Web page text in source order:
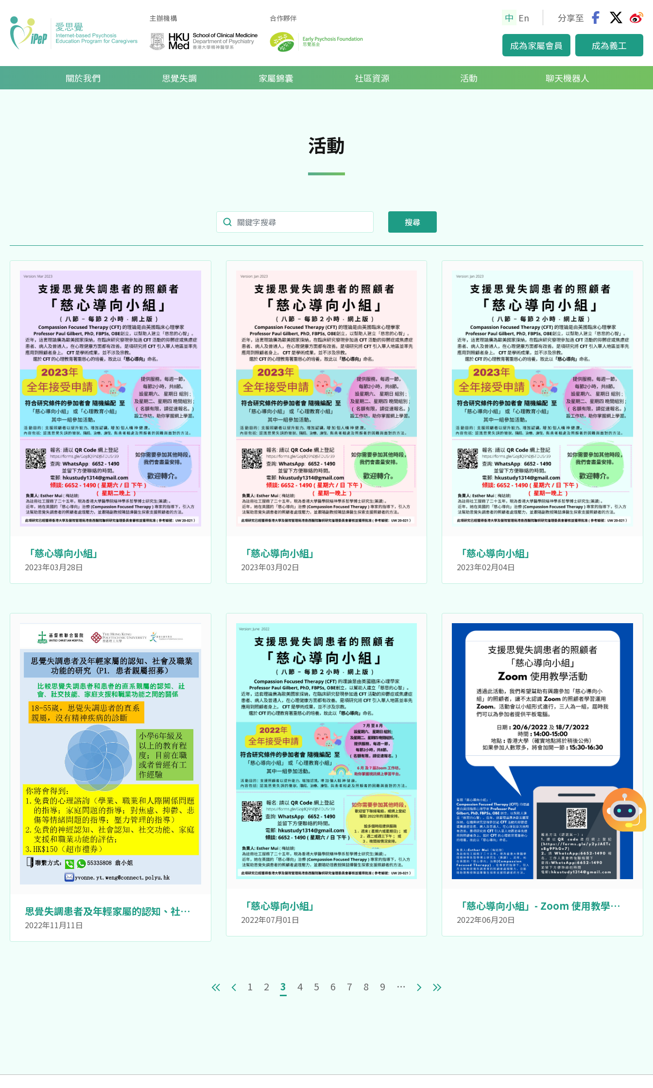
主辦機構 合作夥伴
En
glis
h
中 分享至
成為家屬會員 成為義工
Main navigation關於我們 思覺失調 家屬錦囊 社區資源 活動 聊天機器人
導航連結
活動
Search
「慈心導向小組」
2023年03月28日
「慈心導向小組」
2023年03月02日
「慈心導向小組」
2023年02月04日
思覺失調患者及年輕家屬的認知、社會
及職業 功能的研究 (P1. 患者親屬招
募）
2022年11月11日
「慈心導向小組」
2022年07月01日
「慈心導向小組」- Zoom 使用教學活
動
2022年06月20日
First pagePrevious page
頁面
1 頁面
2 目前頁面
3 頁面
4 頁面
5 頁面
6 頁面
7 頁面
8 頁面
9 … Next page
Last page